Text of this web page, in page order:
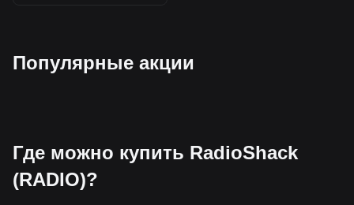
Популярные акции
Где можно купить RadioShack
(RADIO)?